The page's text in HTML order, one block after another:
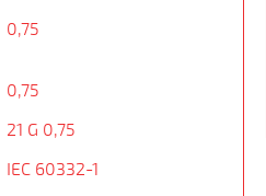
0,75
0,75
21 G 0,75
IEC 60332-1